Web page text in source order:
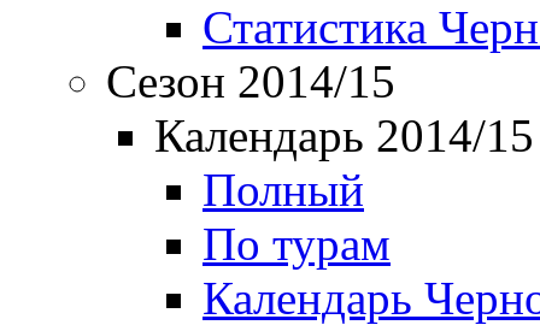
Статистика
Сезон 2014/15
Календарь 2014/15
Полный
По турам
Календарь